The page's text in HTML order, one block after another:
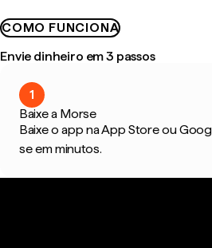
COMO FUNCIONA
Envie dinheiro em 3 passos
1
Baixe a Morse
Baixe o app na App Store ou
se em minutos.